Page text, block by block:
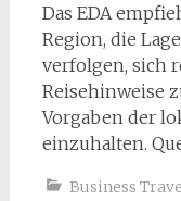
Das EDA
Region, die
verfolgen, sich
Reisehinweise
Vorgaben der
einzuhalten.
Business